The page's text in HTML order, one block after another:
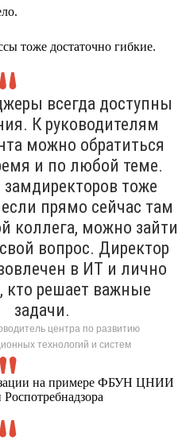
тоже достаточно гибкие.
всегда доступны
К руководителям
можно обратиться
и по любой теме.
тоже
прямо сейчас там
коллега, можно зайти
вопрос. Директор
в ИТ и лично
кто решает важные
задачи.
центра по развитию
технологий и систем